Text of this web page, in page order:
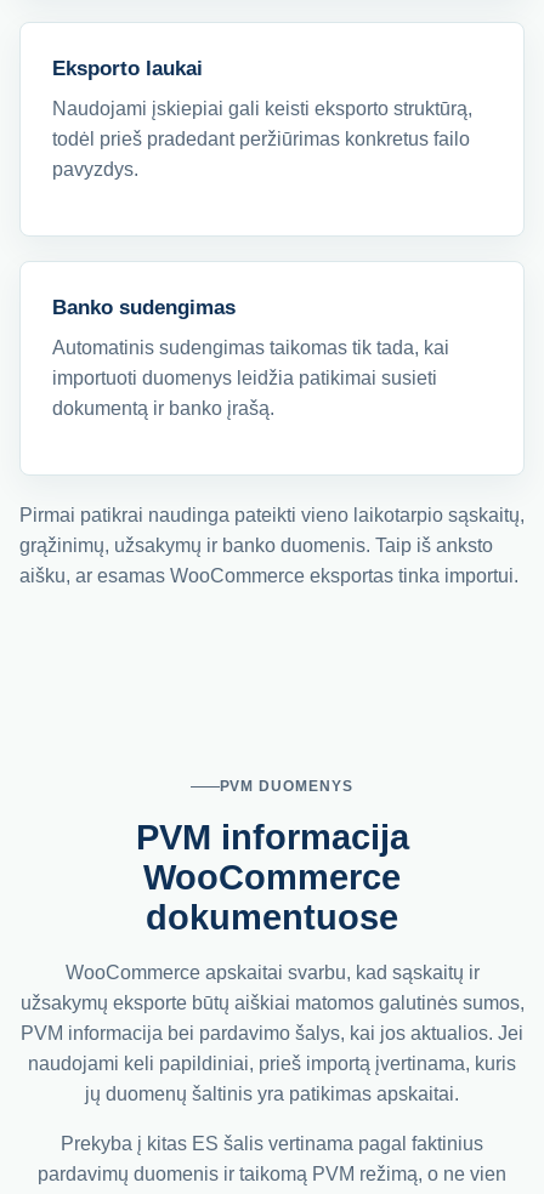
Eksporto laukai
Naudojami įskiepiai gali keisti eksporto struktūrą,
todėl prieš pradedant peržiūrimas konkretus failo
pavyzdys.
Banko sudengimas
Automatinis sudengimas taikomas tik tada, kai
importuoti duomenys leidžia patikimai susieti
dokumentą ir banko įrašą.
Pirmai patikrai naudinga pateikti vieno laikotarpio sąskaitų,
grąžinimų, užsakymų ir banko duomenis. Taip iš anksto
aišku, ar esamas WooCommerce eksportas tinka importui.
PVM DUOMENYS
PVM informacija
WooCommerce
dokumentuose
WooCommerce apskaitai svarbu, kad sąskaitų ir
užsakymų eksporte būtų aiškiai matomos galutinės sumos,
PVM informacija bei pardavimo šalys, kai jos aktualios. Jei
naudojami keli papildiniai, prieš importą įvertinama, kuris
jų duomenų šaltinis yra patikimas apskaitai.
Prekyba į kitas ES šalis vertinama pagal faktinius
pardavimų duomenis ir taikomą PVM režimą, o ne vien